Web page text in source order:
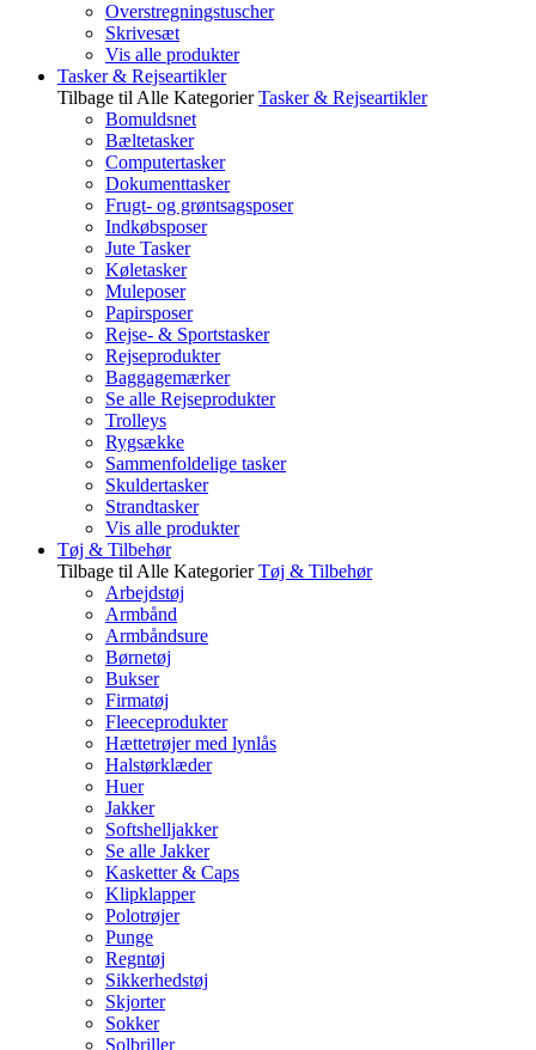
Overstregningstuscher
Skrivesæt
Vis alle produkter
Tasker & Rejseartikler
Tilbage til Alle Kategorier Tasker & Rejseartikler
Bomuldsnet
Bæltetasker
Computertasker
Dokumenttasker
Frugt- og grøntsagsposer
Indkøbsposer
Jute Tasker
Køletasker
Muleposer
Papirsposer
Rejse- & Sportstasker
Rejseprodukter
Baggagemærker
Se alle Rejseprodukter
Trolleys
Rygsække
Sammenfoldelige tasker
Skuldertasker
Strandtasker
Vis alle produkter
Tøj & Tilbehør
Tilbage til Alle Kategorier Tøj & Tilbehør
Arbejdstøj
Armbånd
Armbåndsure
Børnetøj
Bukser
Firmatøj
Fleeceprodukter
Hættetrøjer med lynlås
Halstørklæder
Huer
Jakker
Softshelljakker
Se alle Jakker
Kasketter & Caps
Klipklapper
Polotrøjer
Punge
Regntøj
Sikkerhedstøj
Skjorter
Sokker
Solbriller